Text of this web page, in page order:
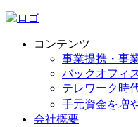
コンテンツ
事業提携・事
バックオフィ
テレワーク時
手元資金を増
会社概要